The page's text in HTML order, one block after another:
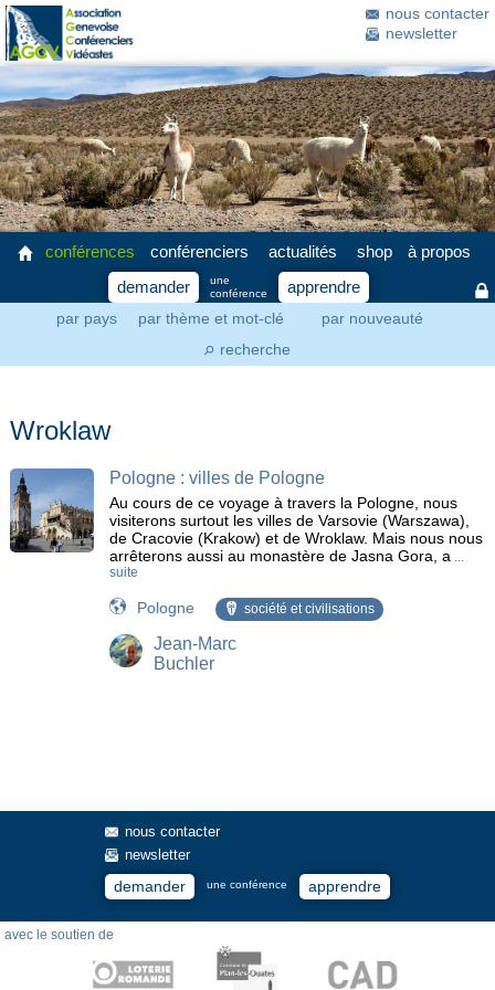
nous contacter
newsletter
conférences
par pays par thème et mot-clé par nouveauté
⚲ recherche
conférenciers actualités shop
à propos
demander
une
conférence
apprendre
Wroklaw
Pologne : villes de Pologne
Au cours de ce voyage à travers la Pologne, nous
visiterons surtout les villes de Varsovie (Warszawa),
de Cracovie (Krakow) et de Wroklaw. Mais nous nous
arrêterons aussi au monastère de Jasna Gora, a
suite
Pologne société et civilisations
Jean-Marc
Buchler
nous contacter
newsletter
demander une conférence apprendre
avec le soutien de